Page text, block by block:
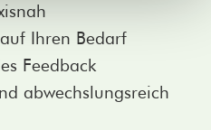
Ihren Bedarf
Feedback
abwechslungsreich